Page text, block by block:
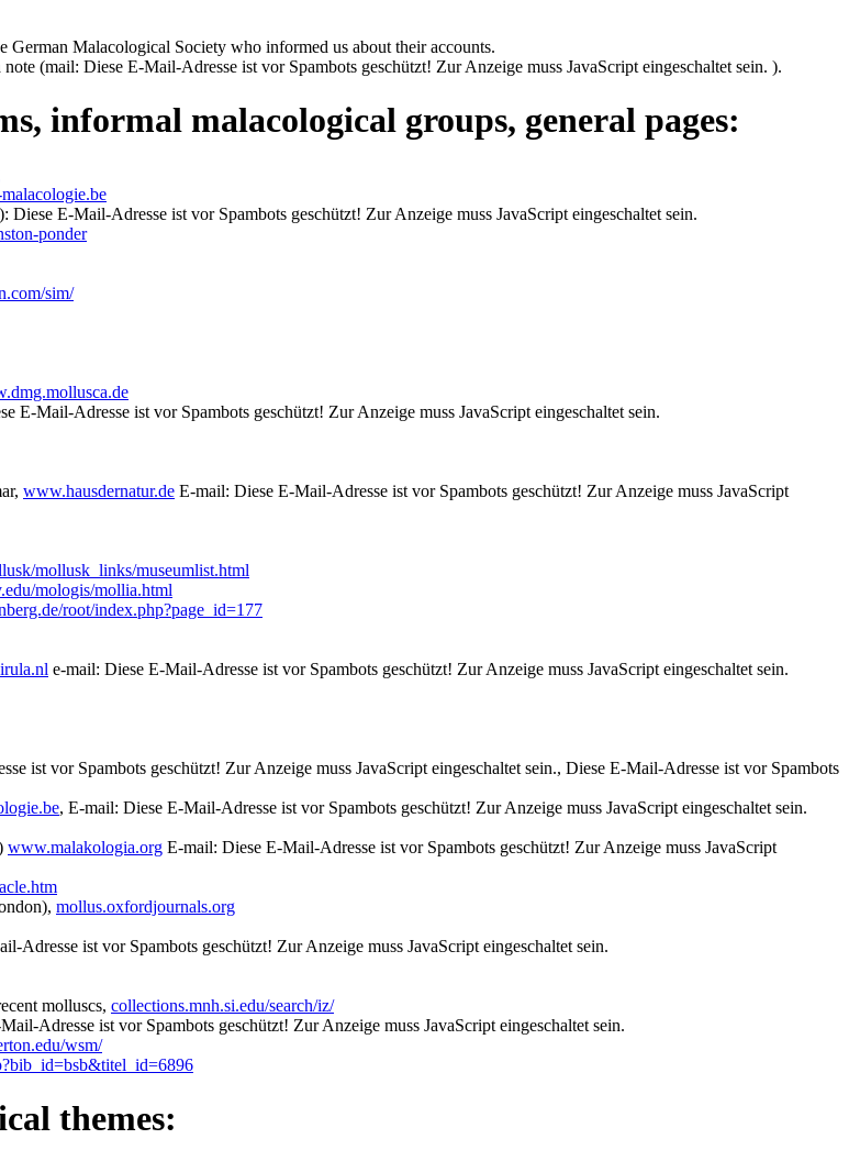
German Malacological Society who informed us about their accounts.
note (mail: Diese E-Mail-Adresse ist vor Spambots geschützt! Zur Anzeige muss JavaScript eingeschaltet sein. ).
informal malacological groups, general pages:
Diese E-Mail-Adresse ist vor Spambots geschützt! Zur Anzeige muss JavaScript eingeschaltet sein.
ponder
sim/
E-Mail-Adresse ist vor Spambots geschützt! Zur Anzeige muss JavaScript eingeschaltet sein.
www.hausdernatur.de E-mail: Diese E-Mail-Adresse ist vor Spambots geschützt! Zur Anzeige muss JavaScript
mollusk_links/museumlist.html
mologis/mollia.html
root/index.php?page_id=177
e-mail: Diese E-Mail-Adresse ist vor Spambots geschützt! Zur Anzeige muss JavaScript eingeschaltet sein.
ist vor Spambots geschützt! Zur Anzeige muss JavaScript eingeschaltet sein., Diese E-Mail-Adresse ist vor Spambots
, E-mail: Diese E-Mail-Adresse ist vor Spambots geschützt! Zur Anzeige muss JavaScript eingeschaltet sein.
www.malakologia.org E-mail: Diese E-Mail-Adresse ist vor Spambots geschützt! Zur Anzeige muss JavaScript
mollus.oxfordjournals.org
Adresse ist vor Spambots geschützt! Zur Anzeige muss JavaScript eingeschaltet sein.
molluscs, collections.mnh.si.edu/search/iz/
Adresse ist vor Spambots geschützt! Zur Anzeige muss JavaScript eingeschaltet sein.
wsm/
themes: